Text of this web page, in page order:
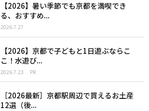
【2026】暑い季節でも京都を満喫でき
る、おすすめ...
2026.7.27
【2026】京都で子どもと1日遊ぶならこ
こ！水遊び...
2026.7.23 PR
［2026最新］京都駅周辺で買えるお土産
12選（後...